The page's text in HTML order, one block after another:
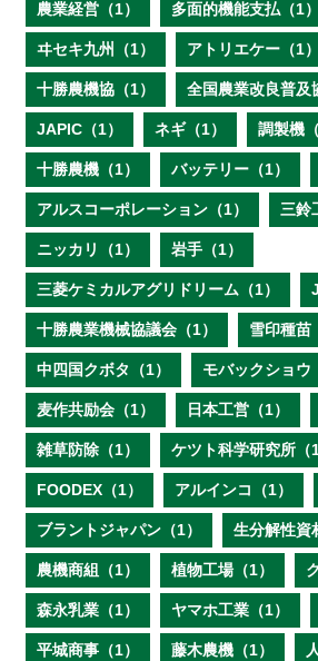
農業経営（1） 多面的機能支払（1）
ヰセキ九州（1） アトリエケー（1）
十勝農機協（1） 全国農業改良普及
JAPIC（1） ネギ（1） 調製機（
十勝農機（1） バッテリー（1）
アルスコーポレーション（1） 三鈴
ニッカリ（1） 岩手（1）
三菱ケミカルアグリドリーム（1）
十勝農業機械協議会（1） 雪印種苗
中四国クボタ（1） モバックショウ
麦作共励会（1） 日本工営（1）
雑草防除（1） ケツト科学研究所（1
FOODEX（1） アルインコ（1）
ブラントジャパン（1） 生分解性資
農機商組（1） 植物工場（1）
森永乳業（1） ヤマホ工業（1）
平城商事（1） 藤木農機（1）